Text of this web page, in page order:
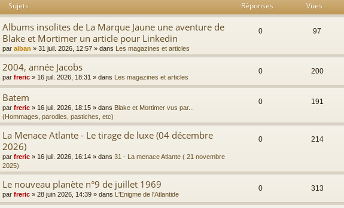
Sujets Réponses Vues
Albums insolites de La Marque Jaune une aventure de
Blake et Mortimer un article pour Linkedin
par alban » 31 juil. 2026, 12:57 » dans Les magazines et articles
0 97
2004, année Jacobs
par freric » 16 juil. 2026, 18:31 » dans Les magazines et articles
0 200
Batem
par freric » 16 juil. 2026, 18:15 » dans Blake et Mortimer vus par...
(Hommages, parodies, pastiches, etc)
0 191
La Menace Atlante - Le tirage de luxe (04 décembre
2026)
par freric » 16 juil. 2026, 16:14 » dans 31 - La menace Atlante ( 21 novembre
2025)
0 214
Le nouveau planète n°9 de juillet 1969
par freric » 28 juin 2026, 14:39 » dans L'Enigme de l'Atlantide
0 313